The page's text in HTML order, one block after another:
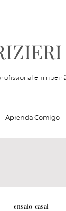
em
Aprenda Comigo
ensaio-casal